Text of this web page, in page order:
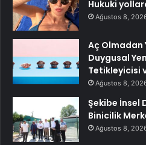
Hukuki
Ağustos 8,
Aç Olmadan
Duygusal
Tetikleyicisi
Ağustos 8,
Şekibe İnsel
Binicilik
Ağustos 8,